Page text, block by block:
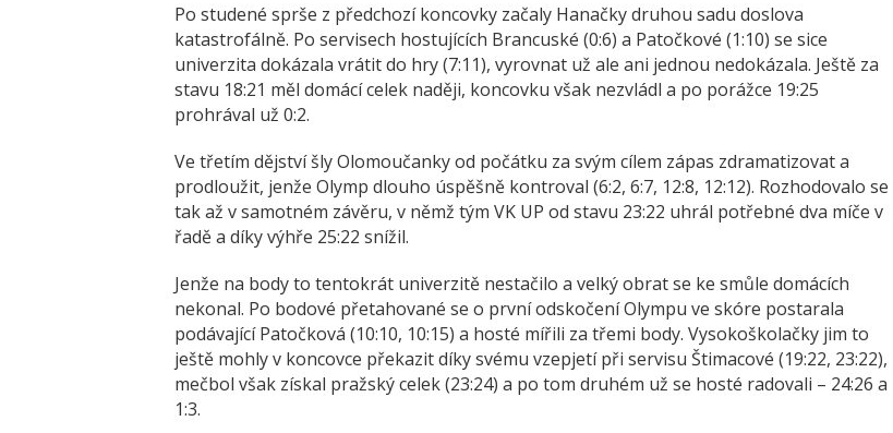
Po studené sprše z předchozí koncovky začaly Hanačky druhou sadu doslova
katastrofálně. Po servisech hostujících Brancuské (0:6) a Patočkové (1:10) se sice
univerzita dokázala vrátit do hry (7:11), vyrovnat už ale ani jednou nedokázala. Ještě za
stavu 18:21 měl domácí celek naději, koncovku však nezvládl a po porážce 19:25
prohrával už 0:2.
Ve třetím dějství šly Olomoučanky od počátku za svým cílem zápas zdramatizovat a
prodloužit, jenže Olymp dlouho úspěšně kontroval (6:2, 6:7, 12:8, 12:12). Rozhodovalo se
tak až v samotném závěru, v němž tým VK UP od stavu 23:22 uhrál potřebné dva míče v
řadě a díky výhře 25:22 snížil.
Jenže na body to tentokrát univerzitě nestačilo a velký obrat se ke smůle domácích
nekonal. Po bodové přetahované se o první odskočení Olympu ve skóre postarala
podávající Patočková (10:10, 10:15) a hosté mířili za třemi body. Vysokoškolačky jim to
ještě mohly v koncovce překazit díky svému vzepjetí při servisu Štimacové (19:22, 23:22),
mečbol však získal pražský celek (23:24) a po tom druhém už se hosté radovali – 24:26 a
1:3.